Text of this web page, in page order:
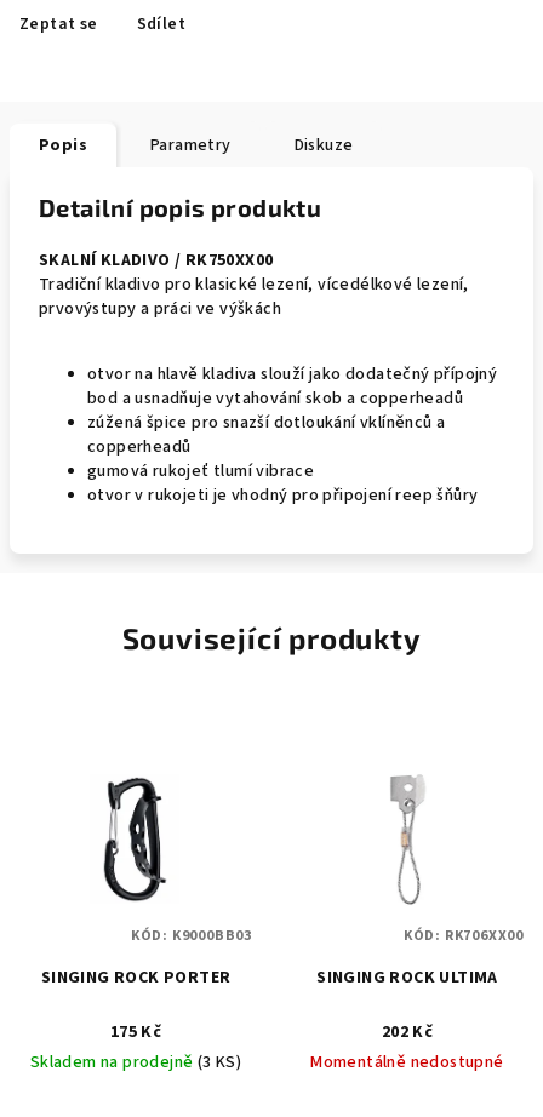
Zeptat se Sdílet
Popis Parametry Diskuze
Detailní popis produktu
SKALNÍ KLADIVO / RK750XX00
Tradiční kladivo pro klasické lezení, vícedélkové lezení,
prvovýstupy a práci ve výškách
otvor na hlavě kladiva slouží jako dodatečný přípojný
bod a usnadňuje vytahování skob a copperheadů
zúžená špice pro snazší dotloukání vklíněnců a
copperheadů
gumová rukojeť tlumí vibrace
otvor v rukojeti je vhodný pro připojení reep šňůry
Související produkty
SINGING ROCK PORTER
175 Kč
Skladem na prodejně (3 KS)
KÓD: K9000BB03
SINGING ROCK ULTIMA
202 Kč
Momentálně nedostupné
KÓD: RK706XX00